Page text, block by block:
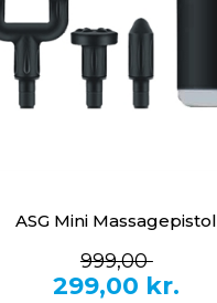
ASG Mini Massagepistol
999,00
299,00 kr.